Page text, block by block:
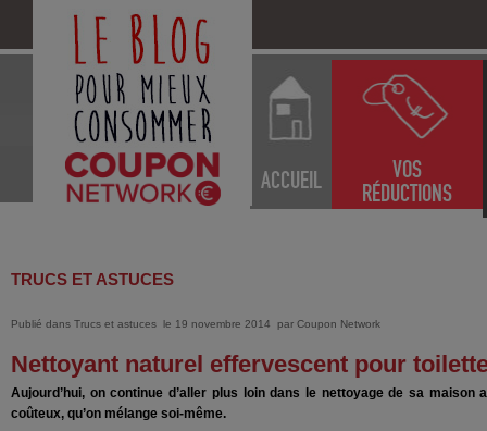
ACCUEIL
VOS
RÉDUCTIONS
TRUCS ET ASTUCES
Publié dans Trucs et astuces le 19 novembre 2014 par Coupon Network
Nettoyant naturel effervescent pour
Aujourd’hui, on continue d’aller plus loin dans le nettoyage de sa
coûteux, qu’on mélange soi-même.